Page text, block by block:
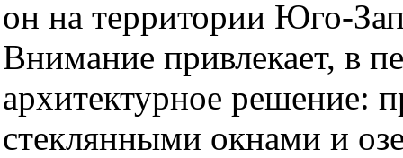
он на территории Юго-
Внимание привлекает, в
архитектурное решение:
стеклянными окнами и